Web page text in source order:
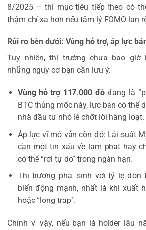
8/2025 – thì mục tiêu tiếp theo có
thậm chí xa hơn nếu tâm lý FOMO lan
Rủi ro bên dưới: Vùng hỗ trợ, áp lực
Tuy nhiên, thị trường chưa bao giờ
những nguy cơ bạn cần lưu ý:
Vùng hỗ trợ 117.000 đô đang là
BTC thủng mốc này, lực bán có thể
nhà đầu tư nhỏ lẻ chốt lời hàng loạt.
Áp lực vĩ mô vẫn còn đó: Lãi suất
cần một tin xấu về lạm phát hay
có thể “rơi tự do” trong ngắn hạn.
Thị trường phái sinh với tỷ lệ đòn
biến động mạnh, nhất là khi xuất
hoặc “long trap”.
Chính vì vậy, nếu bạn là holder lâu